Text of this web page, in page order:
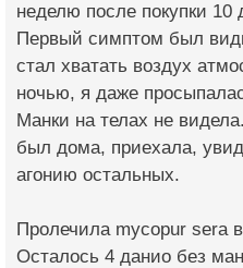
неделю после покупки 10
Первый симптом был
стал хватать воздух
ночью, я даже
Манки на телах не
был дома, приехала,
агонию остальных.
Пролечила mycopur sera
Осталось 4 данио без